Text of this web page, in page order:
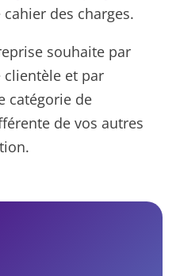
des charges.
souhaite par
clientèle et par
catégorie de
de vos autres